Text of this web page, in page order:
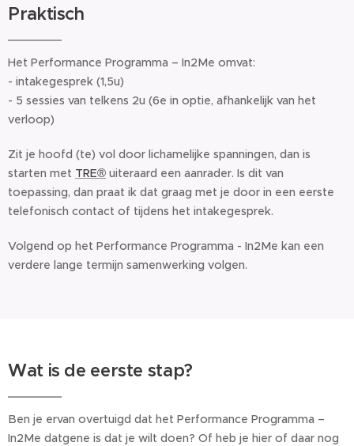
Praktisch
Het Performance Programma – In2Me omvat:
- intakegesprek (1,5u)
- 5 sessies van telkens 2u (6e in optie, afhankelijk van het
verloop)
Zit je hoofd (te) vol door lichamelijke spanningen, dan is
starten met TRE® uiteraard een aanrader. Is dit van
toepassing, dan praat ik dat graag met je door in een eerste
telefonisch contact of tijdens het intakegesprek.
Volgend op het Performance Programma - In2Me kan een
verdere lange termijn samenwerking volgen.
Wat is de eerste stap?
Ben je ervan overtuigd dat het Performance Programma –
In2Me datgene is dat je wilt doen? Of heb je hier of daar nog